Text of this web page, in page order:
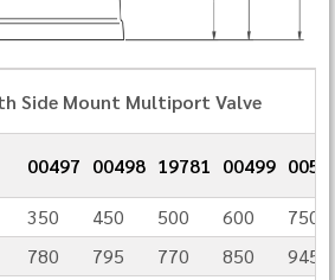
Side Mount Multiport Valve
00497 00498 19781 00499
350 450 500 600
750
780 795 770 850
945